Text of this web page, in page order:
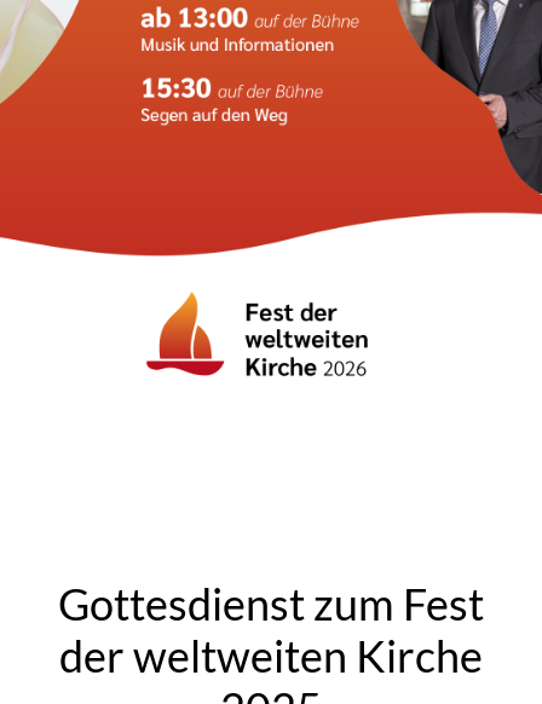
Gottesdienst zum Fest
der weltweiten Kirche